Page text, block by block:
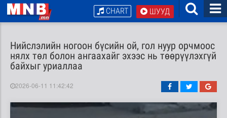
ШУУД
CHART
Нийслэлийн ногоон бүсийн ой, гол нуур орчмоос
нялх төл болон ангаахайг эхээс нь төөрүүлэхгүй
байхыг уриаллаа
2026-06-11 11:42:42